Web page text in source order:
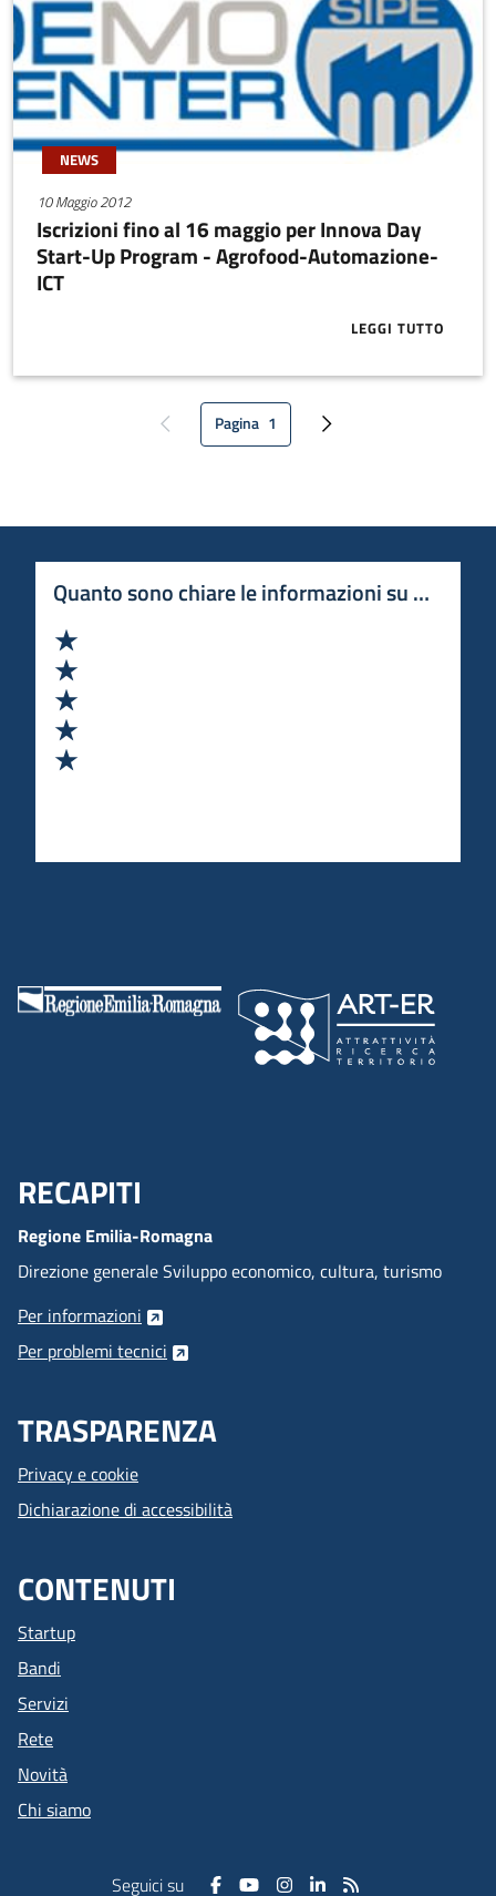
NEWS
10 Maggio 2012
Iscrizioni fino al 16 maggio per Innova Day
Start-Up Program - Agrofood-Automazione-
ICT
LEGGI TUTTO
ABOUT
Pagina precedentePagina attuale
Pagina 1 Pagina successiva
Quanto sono chiare le informazioni su questa
Menu Footer
RECAPITI
Regione Emilia-Romagna
Direzione generale Sviluppo economico, cultura, turismo
Per informazioni
Per problemi tecnici
TRASPARENZA
Privacy e cookie
Dichiarazione di accessibilità
CONTENUTI
Startup
Bandi
Servizi
Rete
Novità
Chi siamo
Seguici su